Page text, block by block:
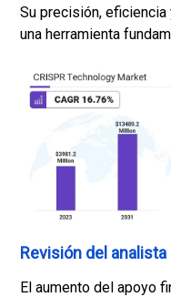
Su precisión,
una herramienta
Revisión del analista
El aumento del apoyo